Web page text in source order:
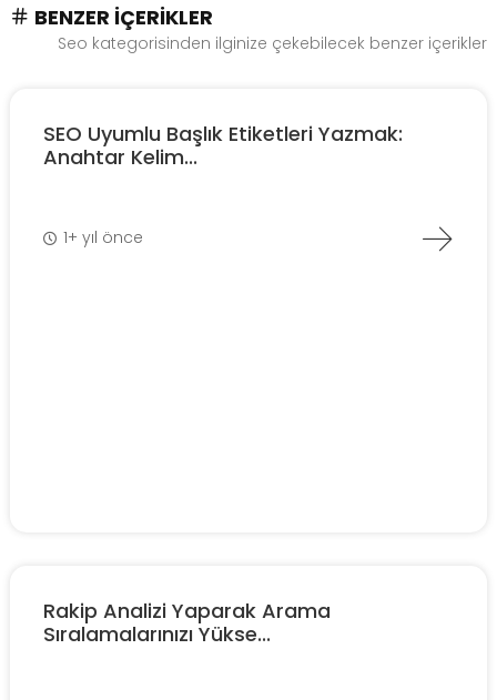
BENZER İÇERIKLER
Seo kategorisinden ilginize çekebilecek benzer içerikler
SEO Uyumlu Başlık Etiketleri Yazmak:
Anahtar Kelim...
1+ yıl önce
Rakip Analizi Yaparak Arama
Sıralamalarınızı Yükse...